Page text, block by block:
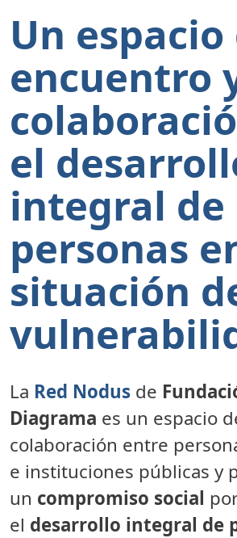
Un espacio
encuentro
el
integral de
personas
situación
La Red Nodus de
Diagrama es un espacio
colaboración entre
e instituciones públicas y
un compromiso social
el desarrollo integral de